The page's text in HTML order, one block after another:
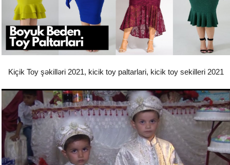
Kiçik Toy şəkilləri 2021, kicik toy paltarlari, kicik toy sekilleri 2021